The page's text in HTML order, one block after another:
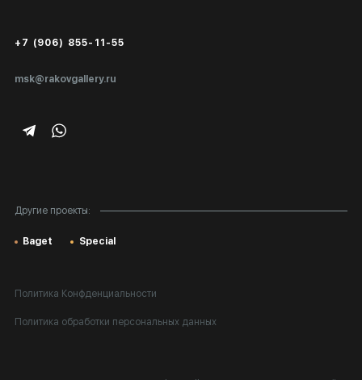
msk@rakovgallery.ru
+7 (906) 855-11-55
Другие проекты:
Baget Special
Экспертиза/Вывоз за границу
Подарочные сертификаты
Политика Конфденциальности
Политика обработки персональных данных